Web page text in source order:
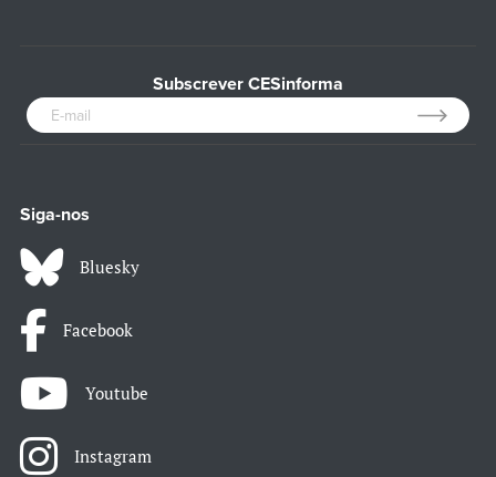
Subscrever CESinforma
Siga-nos
Bluesky
Facebook
Youtube
Instagram